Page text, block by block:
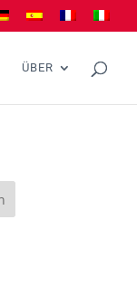
ÜBER